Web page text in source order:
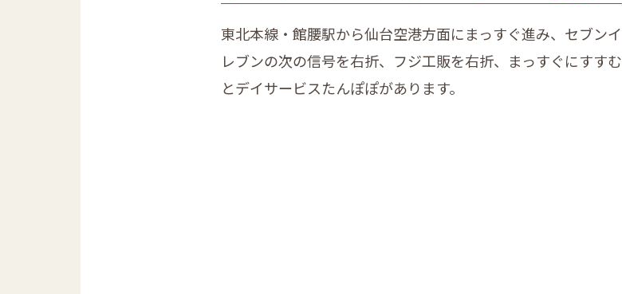
東北本線・館腰駅から仙台空港方面にまっすぐ進み、セブンイ
レブンの次の信号を右折、フジ工販を右折、まっすぐにすすむ
とデイサービスたんぽぽがあります。